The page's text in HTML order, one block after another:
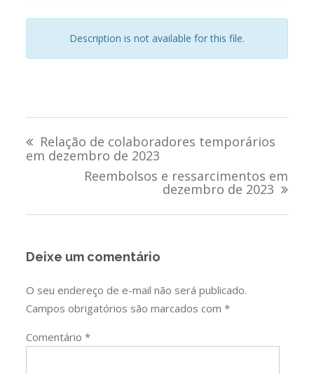
Description is not available for this file.
de
Relação de colaboradores temporários
em dezembro de 2023
Reembolsos e ressarcimentos em
dezembro de 2023
Deixe um comentário
O seu endereço de e-mail não será publicado.
Campos obrigatórios são marcados com*
Comentário*